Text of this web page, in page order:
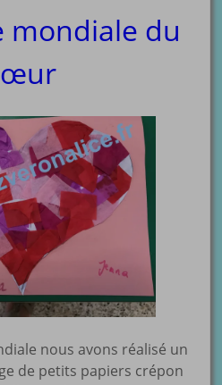
mondiale du
nous avons réalisé un
de petits papiers crépon